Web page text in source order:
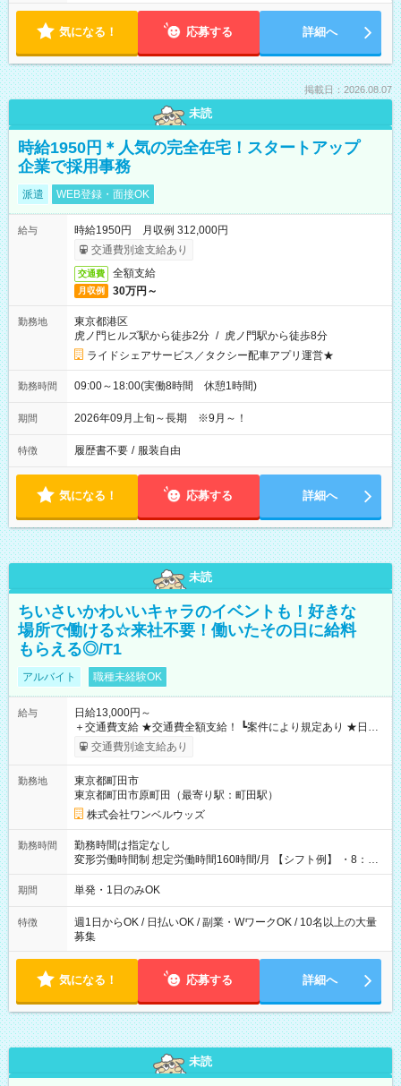
気になる！ 応募する 詳細へ
掲載日：2026.08.07
未読
時給1950円＊人気の完全在宅！スタートアップ
企業で採用事務
派遣 WEB登録・面接OK
給与
時給1950円 月収例 312,000円
交通費別途支給あり
交通費 全額支給
月収例 30万円～
勤務地
東京都港区
虎ノ門ヒルズ駅から徒歩2分 / 虎ノ門駅から徒歩8分
ライドシェアサービス／タクシー配車アプリ運営★
勤務時間 09:00～18:00(実働8時間 休憩1時間)
期間 2026年09月上旬～長期 ※9月～！
特徴 履歴書不要 / 服装自由
気になる！ 応募する 詳細へ
未読
ちいさいかわいいキャラのイベントも！好きな
場所で働ける☆来社不要！働いたその日に給料
もらえる◎/T1
アルバイト 職種未経験OK
給与
日給13,000円～
＋交通費支給 ★交通費全額支給！ ┗案件により規定あり ★日払
いOK！（規定あり） ┗働いたその日に現金GET♪ お仕事後はコ
ンビニATMから 日払い分を引き落とせます！ 【試用期間】試
交通費別途支給あり
勤務地
東京都町田市
東京都町田市原町田（最寄り駅：町田駅）
株式会社ワンベルウッズ
勤務時間
勤務時間は指定なし
変形労働時間制 想定労働時間160時間/月 【シフト例】 ・8：00
～21：00
期間 単発・1日のみOK
特徴
週1日からOK / 日払いOK / 副業・WワークOK / 10名以上の大量
募集
気になる！ 応募する 詳細へ
未読